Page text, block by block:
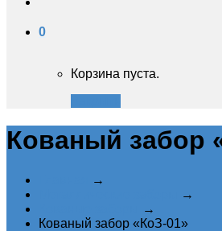
0
Корзина пуста.
Кованый забор
→
→
→
Кованый забор «КоЗ-01»‎